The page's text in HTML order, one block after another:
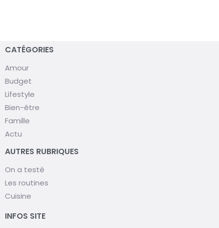
CATÉGORIES
Amour
Budget
Lifestyle
Bien-être
Famille
Actu
AUTRES RUBRIQUES
On a testé
Les routines
Cuisine
INFOS SITE